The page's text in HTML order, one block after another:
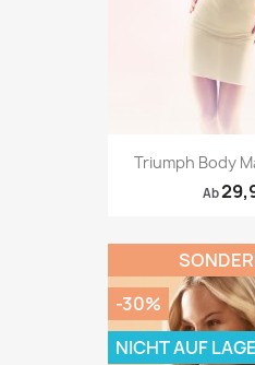
Triumph Body
Ab
-30%
NICHT AUF